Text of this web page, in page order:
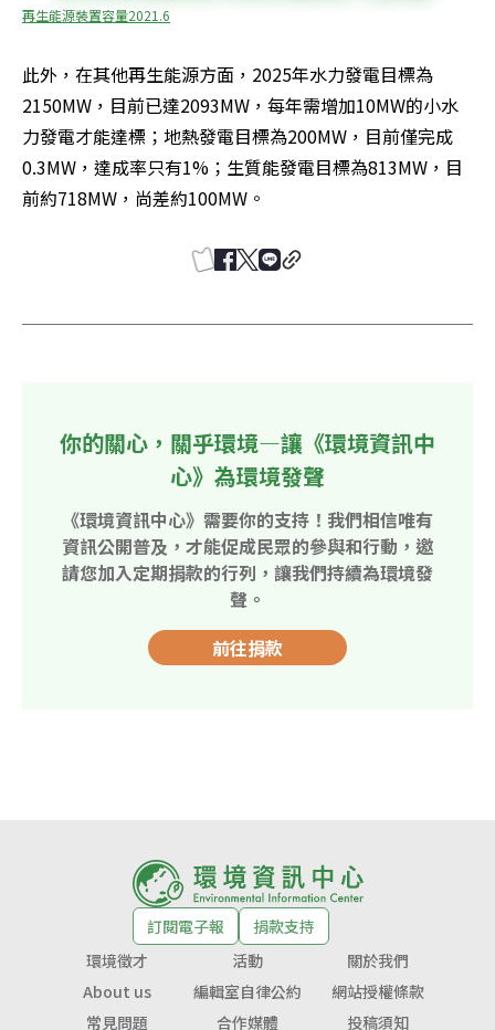
再生能源裝置容量2021.6
此外，在其他再生能源方面，2025年水力發電目標為
2150MW，目前已達2093MW，每年需增加10MW的小水
力發電才能達標；地熱發電目標為200MW，目前僅完成
0.3MW，達成率只有1%；生質能發電目標為813MW，目
前約718MW，尚差約100MW。
你的關心，關乎環境—讓《環境資訊中
心》為環境發聲
《環境資訊中心》需要你的支持！我們相信唯有
資訊公開普及，才能促成民眾的參與和行動，邀
請您加入定期捐款的行列，讓我們持續為環境發
聲。
前往捐款
訂閱電子報
捐款支持
環境徵才
活動
關於我們
About us
編輯室自律公約
網站授權條款
常見問題
合作媒體 投稿須知